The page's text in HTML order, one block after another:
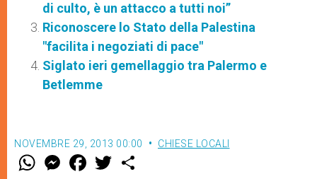
di culto, è un attacco a tutti noi”
Riconoscere lo Stato della Palestina
"facilita i negoziati di pace"
Siglato ieri gemellaggio tra Palermo e
Betlemme
NOVEMBRE 29, 2013 00:00 CHIESE LOCALI
W M
e
F
a w